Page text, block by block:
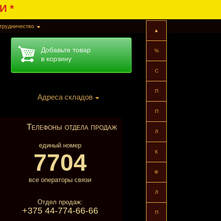
*
Добавьте товар
в корзину
Адреса складов
Телефоны отдела продаж
единый номер
7704
все операторы связи
Отдел продаж:
+375 44-774-66-66
▲
%
C
П
П
Л
К
Ф
Л
П